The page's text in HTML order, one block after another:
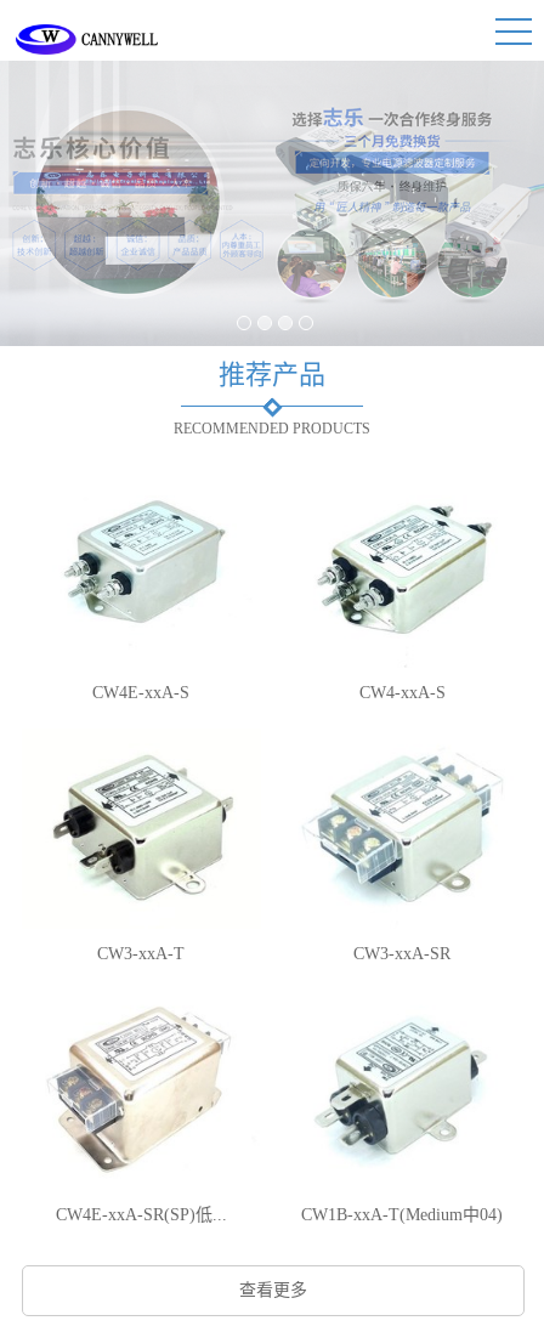
1 2 3 4
推荐产品
RECOMMENDED PRODUCTS
CW4E-xxA-S CW4-xxA-S
CW3-xxA-T CW3-xxA-SR
CW4E-xxA-SR(SP)低... CW1B-xxA-T(Medium中04)
查看更多